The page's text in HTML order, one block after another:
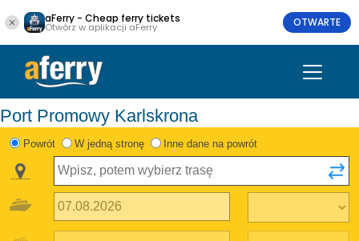
aFerry - Cheap ferry tickets
Otwórz w aplikacji aFerry OTWARTE
Port Promowy Karlskrona
Powrót W jedną stronę Inne dane na powrót